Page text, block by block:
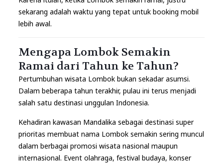
sekarang adalah waktu yang tepat untuk booking mobil
lebih awal.
Mengapa Lombok Semakin
Ramai dari Tahun ke Tahun?
Pertumbuhan wisata Lombok bukan sekadar asumsi.
Dalam beberapa tahun terakhir, pulau ini terus menjadi
salah satu destinasi unggulan Indonesia.
Kehadiran kawasan Mandalika sebagai destinasi super
prioritas membuat nama Lombok semakin sering muncul
dalam berbagai promosi wisata nasional maupun
internasional. Event olahraga, festival budaya, konser